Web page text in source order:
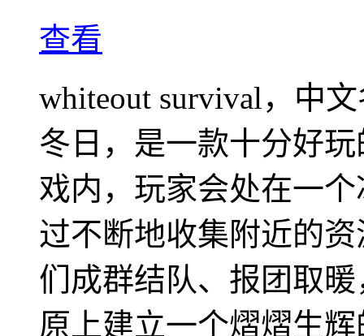
查看
whiteout survival，中
冬日，是一款十分好
戏内，玩家会处在一
过不断地收集附近的
们成群结队、报团取
原上建立一个熠熠生